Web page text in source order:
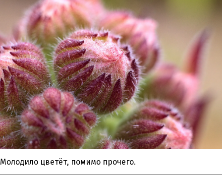
Молодило цветёт, помимо прочего.